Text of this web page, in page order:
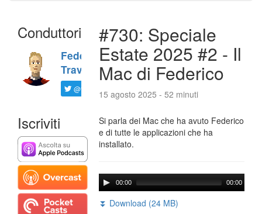
Conduttori
Federico
Travaini
@ftrava
Iscriviti
#730: Speciale
Estate 2025 #2 - Il
Mac di Federico
15 agosto 2025 - 52 minuti
Si parla dei Mac che ha avuto Federico
e di tutte le applicazioni che ha
installato.
00:00 00:00
⏬ Download (24 MB)